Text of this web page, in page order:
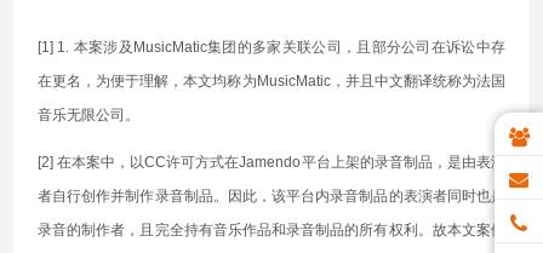
[1] 1. 本案涉及MusicMatic集团的多家关联公司，且部分公司在诉讼中存
在更名，为便于理解，本文均称为MusicMatic，并且中文翻译统称为法国
音乐无限公司。
[2] 在本案中，以CC许可方式在Jamendo平台上架的录音制品，是由表演
者自行创作并制作录音制品。因此，该平台内录音制品的表演者同时也是
录音的制作者，且完全持有音乐作品和录音制品的所有权利。故本文案例